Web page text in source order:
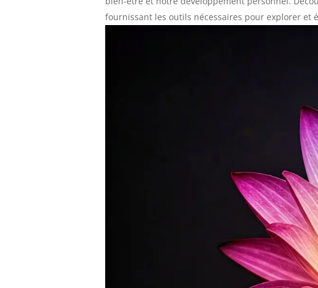
fournissant les outils nécessaires pour explorer et